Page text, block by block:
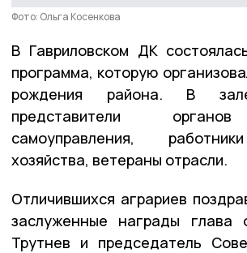
Фото: Ольга Косенкова
В Гавриловском ДК
программа, которую
рождения района. В
представители
самоуправления,
хозяйства, ветераны отрасли.
Отличившихся аграриев
заслуженные награды глава
Трутнев и председатель